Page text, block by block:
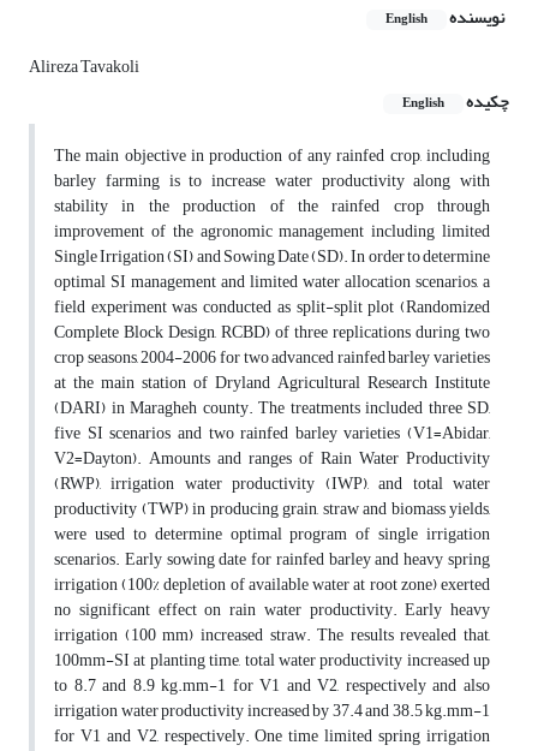
نویسنده English
Alireza Tavakoli
چکیده
English
The main objective in production of any rainfed crop, including
barley farming is to increase water productivity along with
stability in the production of the rainfed crop through
improvement of the agronomic management including limited
Single Irrigation (SI) and Sowing Date (SD). In order to determine
optimal SI management and limited water allocation scenarios, a
field experiment was conducted as split-split plot (Randomized
Complete Block Design, RCBD) of three replications during two
crop seasons, 2004-2006 for two advanced rainfed barley varieties
at the main station of Dryland Agricultural Research Institute
(DARI) in Maragheh county. The treatments included three SD,
five SI scenarios and two rainfed barley varieties (V1=Abidar,
V2=Dayton). Amounts and ranges of Rain Water Productivity
(RWP), irrigation water productivity (IWP), and total water
productivity (TWP) in producing grain, straw and biomass yields,
were used to determine optimal program of single irrigation
scenarios. Early sowing date for rainfed barley and heavy spring
irrigation (100% depletion of available water at root zone) exerted
no significant effect on rain water productivity. Early heavy
irrigation (100 mm) increased straw. The results revealed that,
100mm-SI at planting time, total water productivity increased up
to 8.7 and 8.9 kg.mm-1 for V1 and V2, respectively and also
irrigation water productivity increased by 37.4 and 38.5 kg.mm-1
for V1 and V2, respectively. One time limited spring irrigation